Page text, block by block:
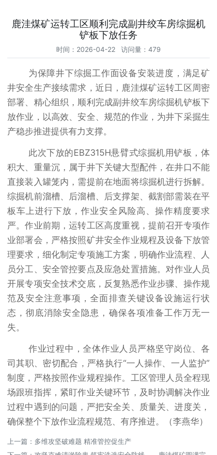
鹿洼煤矿运转工区顺利完成副井绞车房综掘机
铲板下放任务
时间：2026-04-22 访问量：479
为保障井下综掘工作面设备安装进度，满足矿
井安全生产接续需求，近日，鹿洼煤矿运转工区周密
部署、精心组织，顺利完成副井绞车房综掘机铲板下
放作业，以高效、安全、规范的作业，为井下采掘生
产稳步推进提供有力支撑。
此次下放的EBZ315H悬臂式综掘机用铲板，体
积大、重量沉，属于井下关键大型配件，在井口不能
直接装入罐笼内，需提前在地面将综掘机进行拆解。
综掘机前溜槽、后溜槽、后支撑架、截割部需装在平
板车上进行下放，作业安全风险高、操作精度要求
严。作业前期，运转工区高度重视，提前召开专项作
业部署会，严格按照矿井安全作业规程及设备下放管
理要求，细化制定专项施工方案，明确作业流程、人
员分工、安全管控要点及应急处置措施。对作业人员
开展专项安全技术交底，反复熟悉作业步骤、操作规
范及安全注意事项，全面排查关键设备设施运行状
态，彻底消除安全隐患，确保各项准备工作万无一
失。
作业过程中，全体作业人员严格坚守岗位、各
司其职、密切配合，严格执行“一人操作、一人监护”
制度，严格按照作业规程操作。工区管理人员全程现
场跟班指挥，紧盯作业关键环节，及时协调解决作业
过程中遇到的问题，严把安全关、质量关、进度关，
确保整个下放作业流程规范、有序推进。（李燕华）
上一篇： 多维攻坚破难题 精准管控促生产